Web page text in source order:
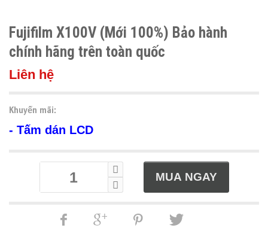
Fujifilm X100V (Mới 100%) Bảo hành
chính hãng trên toàn quốc
Liên hệ
Khuyến mãi:
- Tấm dán LCD